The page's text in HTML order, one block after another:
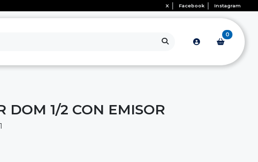
X Facebook Instagram
0
DOM 1/2 CON EMISOR